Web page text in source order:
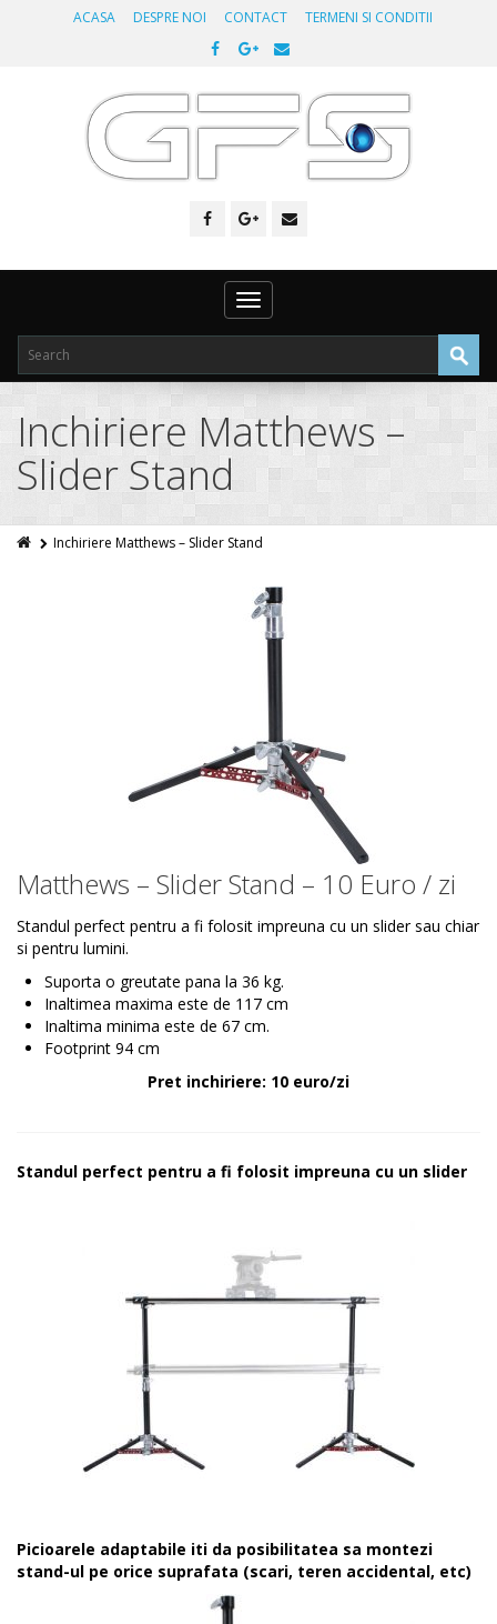
ACASA DESPRE NOI CONTACT TERMENI SI CONDITII
Toggle
navigation
Inchiriere Matthews –
Slider Stand
Inchiriere Matthews – Slider Stand
Matthews – Slider Stand – 10 Euro / zi
Standul perfect pentru a fi folosit impreuna cu un slider sau chiar
si pentru lumini.
Suporta o greutate pana la 36 kg.
Inaltimea maxima este de 117 cm
Inaltima minima este de 67 cm.
Footprint 94 cm
Pret inchiriere: 10 euro/zi
Standul perfect pentru a fi folosit impreuna cu un slider
Picioarele adaptabile iti da posibilitatea sa montezi
stand-ul pe orice suprafata (scari, teren accidental, etc)